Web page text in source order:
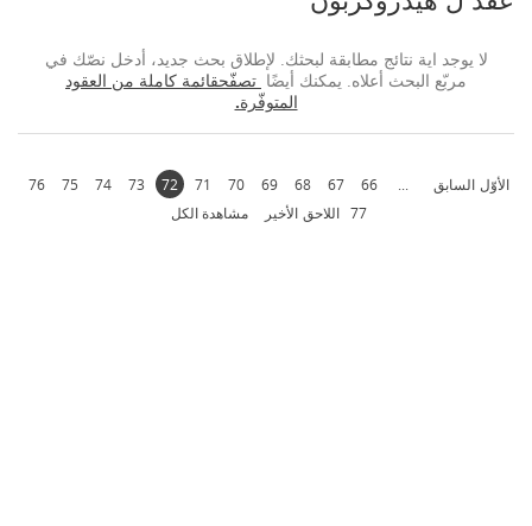
لا يوجد اية نتائج مطابقة لبحثك. لإطلاق بحث جديد، أدخل نصّك في
مربّع البحث أعلاه. يمكنك أيضًا تصفّحقائمة كاملة من العقود
المتوفّرة.
الأوّل السابق 66
67
68
69
70
71
72
73
74
75
76
77 اللاحق الأخير مشاهدة الكل